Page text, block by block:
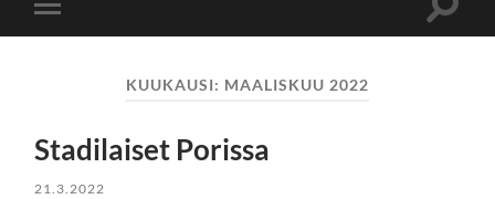
Toggle
mobile
Toggle
KUUKAUSI: MAALISKUU 2022
Stadilaiset Porissa
21.3.2022